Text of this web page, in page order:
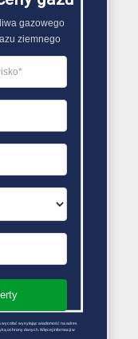
się przez
umowy. Poza
opinie ma
dzięki temu
gazowego
ziemnego
wycofać wysyłając wiadomość na adres
ochrony danych. Więcej informacji w